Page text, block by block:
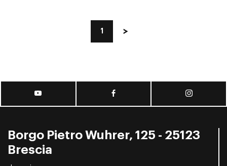
1
Borgo Pietro Wuhrer, 125 - 25123
Brescia